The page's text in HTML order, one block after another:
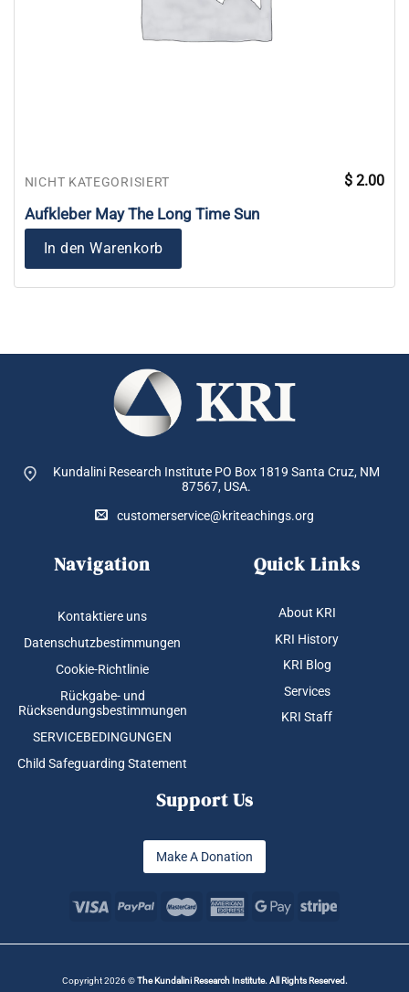
NICHT KATEGORISIERT
Aufkleber May The Long Time Sun
$ 2.00
In den Warenkorb
Kundalini Research Institute PO Box 1819 Santa Cruz, NM
87567, USA.
customerservice@kriteachings.org
Navigation
Kontaktiere uns
Datenschutzbestimmungen
Cookie-Richtlinie
Rückgabe- und
Rücksendungsbestimmungen
SERVICEBEDINGUNGEN
Child Safeguarding Statement
Quick Links
About KRI
KRI History
KRI Blog
Services
KRI Staff
Support Us
Make A Donation
Copyright 2026 ©The Kundalini Research Institute. All Rights Reserved.